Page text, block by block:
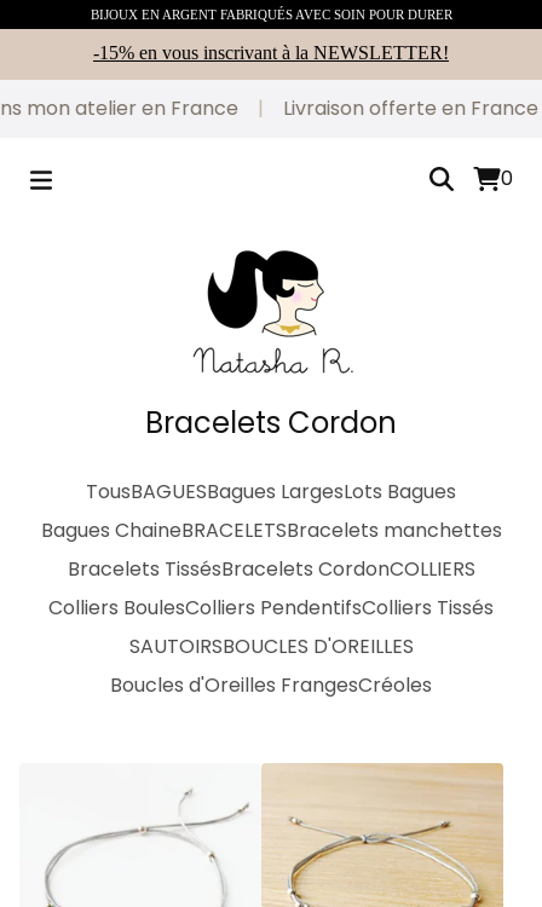
BIJOUX EN ARGENT FABRIQUÉS AVEC SOIN POUR DURER
-15% en vous inscrivant à la NEWSLETTER!
mon atelier en France Livraison offerte en France
0
Bracelets Cordon
TousBAGUESBagues LargesLots Bagues
Bagues ChaineBRACELETSBracelets manchettes
Bracelets TissésBracelets CordonCOLLIERS
Colliers BoulesColliers PendentifsColliers Tissés
SAUTOIRSBOUCLES D'OREILLES
Boucles d'Oreilles FrangesCréoles